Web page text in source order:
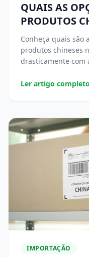
QUAIS AS
PRODUTOS
BRASILEIRO?
Conheça quais são
produtos chineses
drasticamente com
Ler artigo completo
IMPORTAÇÃO